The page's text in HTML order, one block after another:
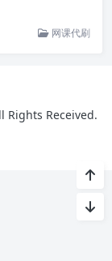
网课代刷
Rights Received.